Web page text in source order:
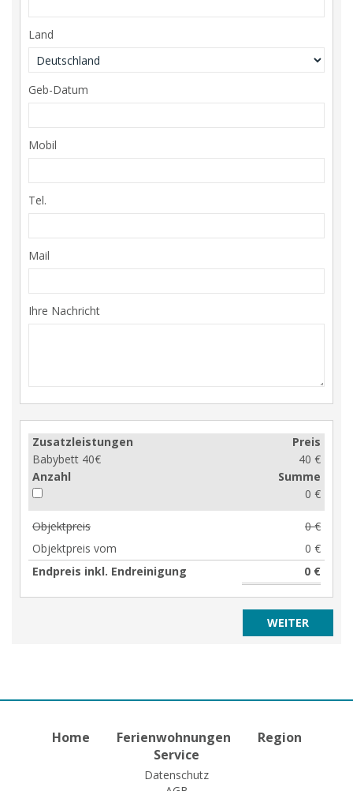
Land
Geb-Datum
Mobil
Tel.
Mail
Ihre Nachricht
Zusatzleistungen
Babybett 40€
Preis
40 €
Anzahl
Summe
0 €
Objektpreis
0 €
Objektpreis vom
0 €
Endpreis inkl. Endreinigung
0 €
Home Ferienwohnungen
Region
Service
Datenschutz